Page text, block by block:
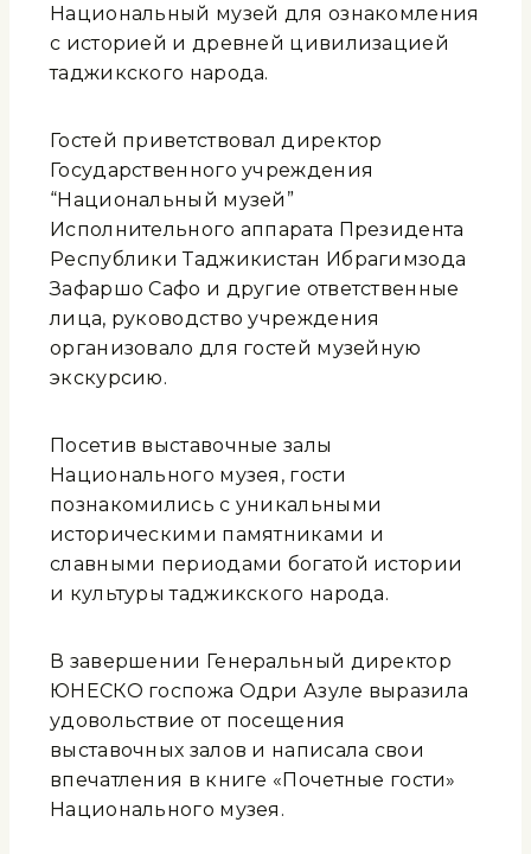
Национальный музей для ознакомления
с историей и древней цивилизацией
таджикского народа.
Гостей приветствовал директор
Государственного учреждения
“Национальный музей”
Исполнительного аппарата Президента
Республики Таджикистан Ибрагимзода
Зафаршо Сафо и другие ответственные
лица, руководство учреждения
организовало для гостей музейную
экскурсию.
Посетив выставочные залы
Национального музея, гости
познакомились с уникальными
историческими памятниками и
славными периодами богатой истории
и культуры таджикского народа.
В завершении Генеральный директор
ЮНЕСКО госпожа Одри Азуле выразила
удовольствие от посещения
выставочных залов и написала свои
впечатления в книге «Почетные гости»
Национального музея.